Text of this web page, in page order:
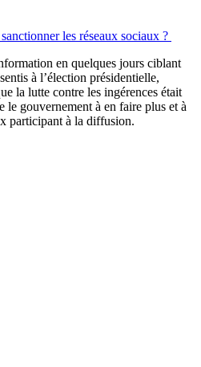
les réseaux sociaux ?
en quelques jours ciblant
à l’élection présidentielle,
la lutte contre les ingérences était
le gouvernement à en faire plus et à
participant à la diffusion.